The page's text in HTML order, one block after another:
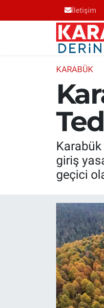
İletişim
KARABÜK
giriş
geçici
Karabük Nöbetçi
Karabük Hava
Karabük Trafik
Süper Lig Puan
Son Dakika